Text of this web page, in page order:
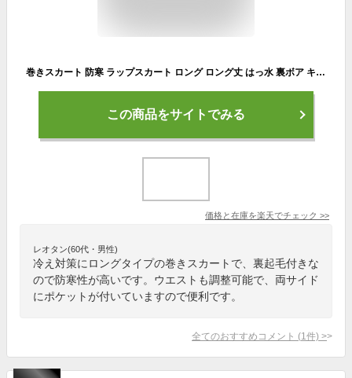
巻きスカート 防寒 ラップスカート ロング ロング丈 はっ水 裏ボア キルティング スカート 裏起毛 ひざ掛け M-L (あったか ハーフケット おしゃれ 可愛い かわいい ひざかけ ブランケット ふわふわ ポケット付き 冷え対策 無地 毛布)
この商品をサイトでみる
価格と在庫を楽天でチェック >>
レオタン(60代・男性)
冷え対策にロングタイプの巻きスカートで、裏起毛付きな
ので防寒性が高いです。ウエストも調整可能で、両サイド
にポケットが付いていますので便利です。
全てのおすすめコメント (1 件) >